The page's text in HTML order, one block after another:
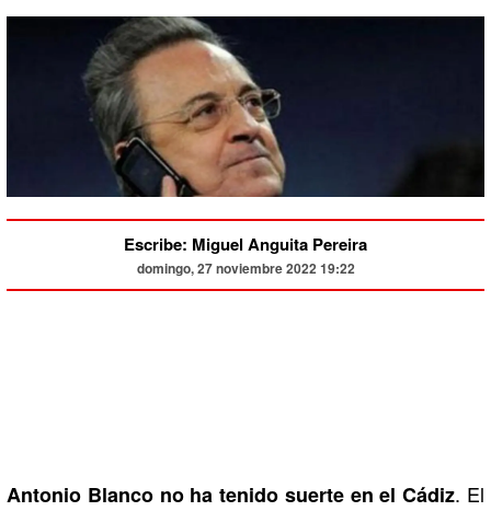
Escribe: Miguel Anguita Pereira
domingo, 27 noviembre 2022 19:22
Antonio Blanco no ha tenido suerte en el Cádiz. El